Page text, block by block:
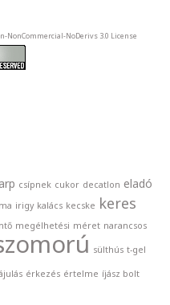
NoDerivs 3.0 License
csípnek cukor decatlon eladó
irigy kalács kecske keres
megélhetési méret narancsos
sülthús t-gel
érkezés értelme íjász bolt